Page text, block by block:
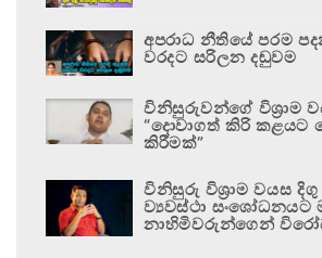
අපරාධ නීතියේ පරම
වරදට සරිලන දඬුවම
විනිසුරුවන්ගේ විශ්‍රාම
“දොවාගත් කිරි කළයට
කිරීමක්”
විනිසුරු විශ්‍රාම වයස
ව්‍යවස්ථා සංශෝධනයට
නාහිමිවරුන්ගෙන්